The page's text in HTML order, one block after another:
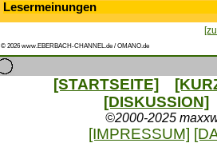
Lesermeinungen
© 2026 www.EBERBACH-CHANNEL.de / OMANO.de
[STARTSEITE]
[DISKUSSION]
©2000-2025
[IMPRESSUM]